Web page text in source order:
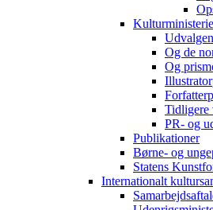
Og de
Og
Tidligere
PR- og
Publikationer
Børne- og
Statens
Internationalt